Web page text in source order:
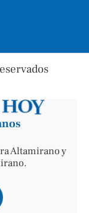
Altamirano y